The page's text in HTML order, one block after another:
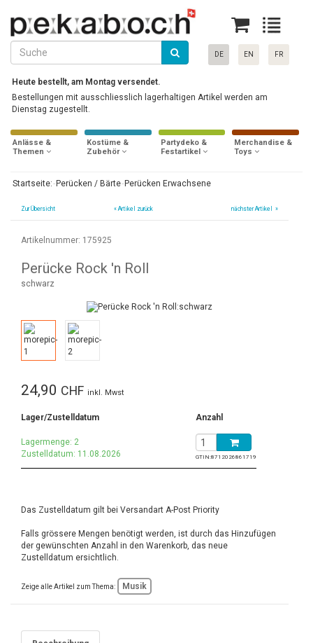
DE EN FR
Heute bestellt, am Montag versendet.
Bestellungen mit ausschliesslich lagerhaltigen Artikel werden am
Dienstag zugestellt.
Anlässe &
Themen
Kostüme &
Zubehör
Partydeko &
Festartikel
Merchandise &
Toys
Startseite: Perücken / Bärte Perücken Erwachsene
Zur Übersicht «Artikel zurück nächster Artikel »
Artikelnummer: 175925
Perücke Rock 'n Roll
schwarz
24,90 CHF inkl. Mwst
Lager/Zustelldatum Anzahl
Lagermenge: 2
Zustelldatum: 11.08.2026
GTIN:8712026861719
Das Zustelldatum gilt bei Versandart A-Post Priority
Falls grössere Mengen benötigt werden, ist durch das Hinzufügen
der gewünschten Anzahl in den Warenkorb, das neue
Zustelldatum ersichtlich.
Zeige alle Artikel zum Thema: Musik